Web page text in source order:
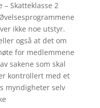
– Skatteklasse 2
ikke noe utstyr.
også at det om
for medlemmene
sakene som skal
kontrollert med et
myndigheter selv